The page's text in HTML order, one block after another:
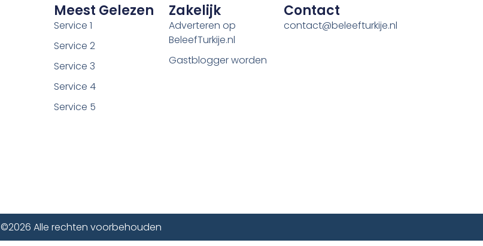
Meest Gelezen
Service 1
Service 2
Service 3
Service 4
Service 5
Zakelijk
Adverteren op
BeleefTurkije.nl
Gastblogger worden
Contact
contact@beleefturkije.nl
©2026 Alle rechten voorbehouden